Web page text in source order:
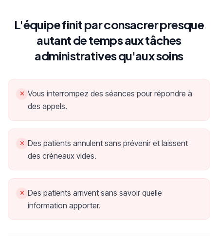
L'équipe finit par consacrer presque
autant de temps aux tâches
administratives qu'aux soins
Vous interrompez des séances pour répondre à
des appels.
Des patients annulent sans prévenir et laissent
des créneaux vides.
Des patients arrivent sans savoir quelle
information apporter.